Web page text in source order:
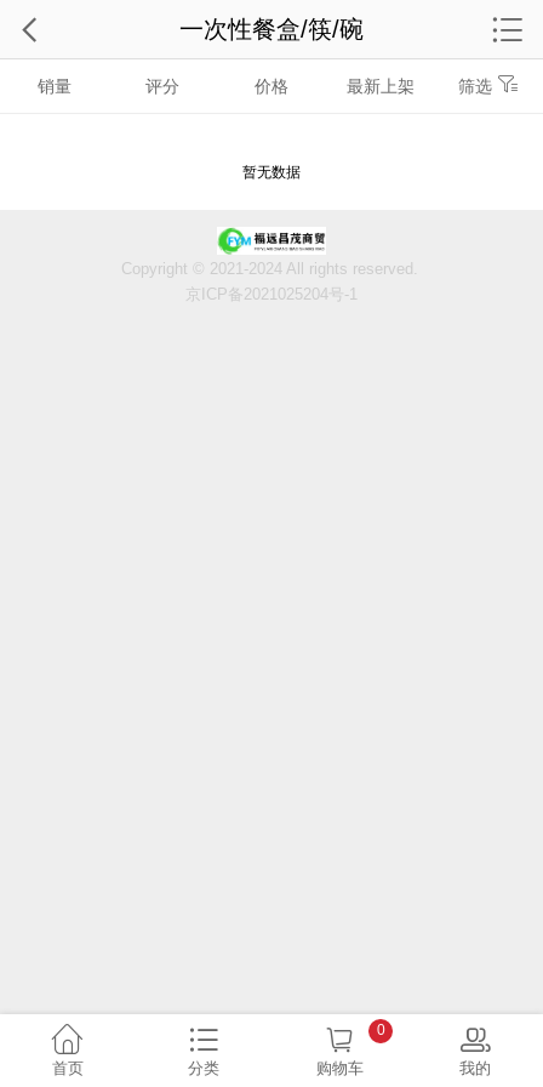
销量 评分 价格 最新上架 筛选
暂无数据
一次性餐盒/筷/碗
Copyright © 2021-2024 All rights reserved.
京ICP备2021025204号-1
首页 分类 购物车
0
我的